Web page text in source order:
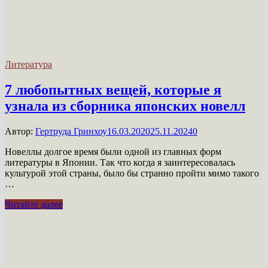
Литература
7 любопытных вещей, которые я
узнала из сборника японских новелл
Автор: Гертруда Гринхоу16.03.202025.11.20240
Новеллы долгое время были одной из главных форм
литературы в Японии. Так что когда я заинтересовалась
культурой этой страны, было бы странно пройти мимо такого
…
7
Читайте далее